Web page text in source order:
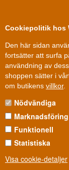
Cookiepolitik hos
Den här sidan
fortsätter att surfa
användning av
shoppen sätter i
om butikens villkor.
Nödvändiga
Marknadsföring
Funktionell
Statistiska
Visa cookie-detaljer
Fri leverans Fri
Whisky»
EZRA
Ezra Brooks
namnet vidare
kopparpanna, mitt i